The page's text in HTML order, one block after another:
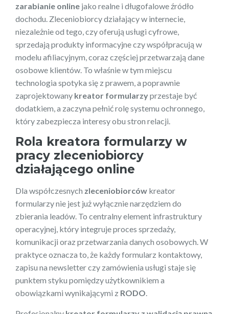
zarabianie online jako realne i długofalowe źródło
dochodu. Zleceniobiorcy działający w internecie,
niezależnie od tego, czy oferują usługi cyfrowe,
sprzedają produkty informacyjne czy współpracują w
modelu afiliacyjnym, coraz częściej przetwarzają dane
osobowe klientów. To właśnie w tym miejscu
technologia spotyka się z prawem, a poprawnie
zaprojektowany kreator formularzyprzestaje być
dodatkiem, a zaczyna pełnić rolę systemu ochronnego,
który zabezpiecza interesy obu stron relacji.
Rola kreatora formularzy w
pracy zleceniobiorcy
działającego online
Dla współczesnych zleceniobiorców kreator
formularzy nie jest już wyłącznie narzędziem do
zbierania leadów. To centralny element infrastruktury
operacyjnej, który integruje proces sprzedaży,
komunikacji oraz przetwarzania danych osobowych. W
praktyce oznacza to, że każdy formularz kontaktowy,
zapisu na newsletter czy zamówienia usługi staje się
punktem styku pomiędzy użytkownikiem a
obowiązkami wynikającymi z RODO